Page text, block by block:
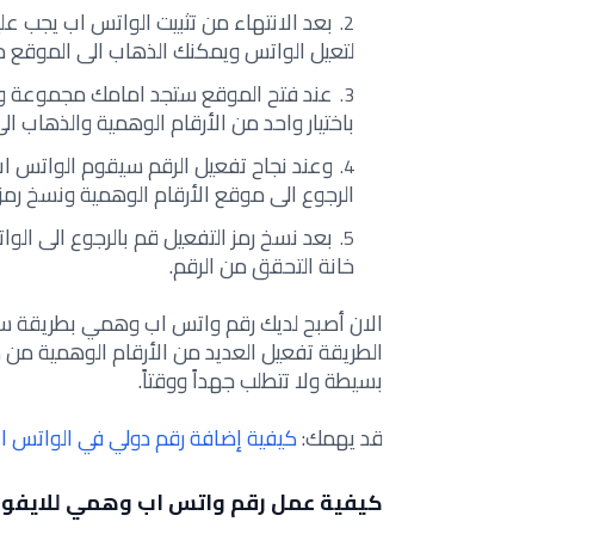
بعد الانتهاء من تثبيت الواتس اب يجب
لتعيل الواتس ويمكنك الذهاب الى
عند فتح الموقع ستجد امامك مجموعة
باختيار واحد من الأرقام الوهمية والذهاب
وعند نجاح تفعيل الرقم سيقوم الواتس
الرجوع الى موقع الأرقام الوهمية ونسخ
بعد نسخ رمز التفعيل قم بالرجوع الى
خانة التحقق من الرقم.
الان أصبح لديك رقم واتس اب وهمي
الطريقة تفعيل العديد من الأرقام الوهمية
بسيطة ولا تتطلب جهداً ووقتاً.
قد يهمك:كيفية إضافة رقم دولي في الواتس
كيفية عمل رقم واتس اب وهمي